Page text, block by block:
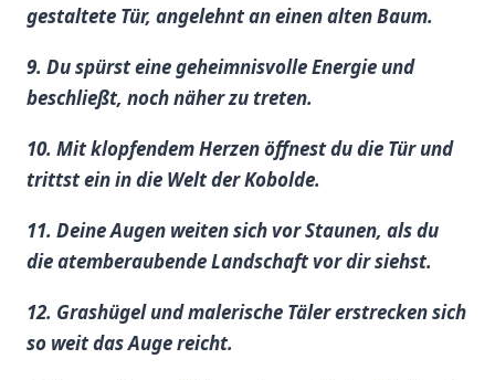
gestaltete Tür, angelehnt​ an einen alten Baum.
9. Du ⁤spürst ⁤eine geheimnisvolle Energie und
beschließt, noch näher zu ‌treten.
10. Mit klopfendem Herzen öffnest ‌du die Tür und
trittst ein in die Welt der Kobolde.
11. Deine Augen⁢ weiten‌ sich vor Staunen, als du
die atemberaubende Landschaft vor dir siehst.
12. Grashügel und malerische Täler erstrecken sich
so weit das Auge ⁤reicht.